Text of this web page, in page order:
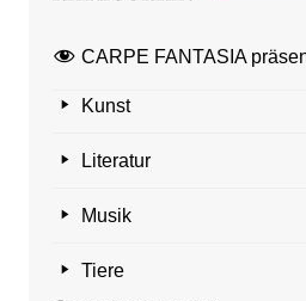
CARPE FANTASIA
Kunst
Literatur
Musik
Tiere